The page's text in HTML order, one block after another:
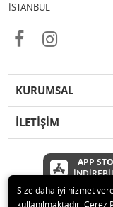
İSTANBUL
KURUMSAL
İLETİŞİM
APP
Size daha iyi hizmet
kullanılmaktadır. Çerez